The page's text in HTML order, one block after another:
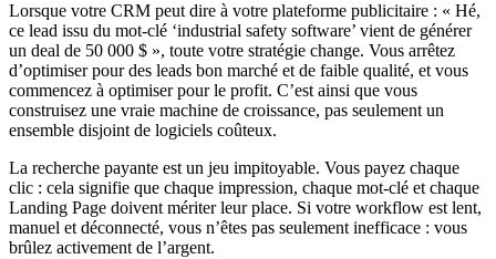
Lorsque votre CRM peut dire à votre plateforme publicitaire : « Hé,
ce lead issu du mot-clé ‘industrial safety software’ vient de générer
un deal de 50 000 $ », toute votre stratégie change. Vous arrêtez
d’optimiser pour des leads bon marché et de faible qualité, et vous
commencez à optimiser pour le profit. C’est ainsi que vous
construisez une vraie machine de croissance, pas seulement un
ensemble disjoint de logiciels coûteux.
La recherche payante est un jeu impitoyable. Vous payez chaque
clic : cela signifie que chaque impression, chaque mot-clé et chaque
Landing Page doivent mériter leur place. Si votre workflow est lent,
manuel et déconnecté, vous n’êtes pas seulement inefficace : vous
brûlez activement de l’argent.